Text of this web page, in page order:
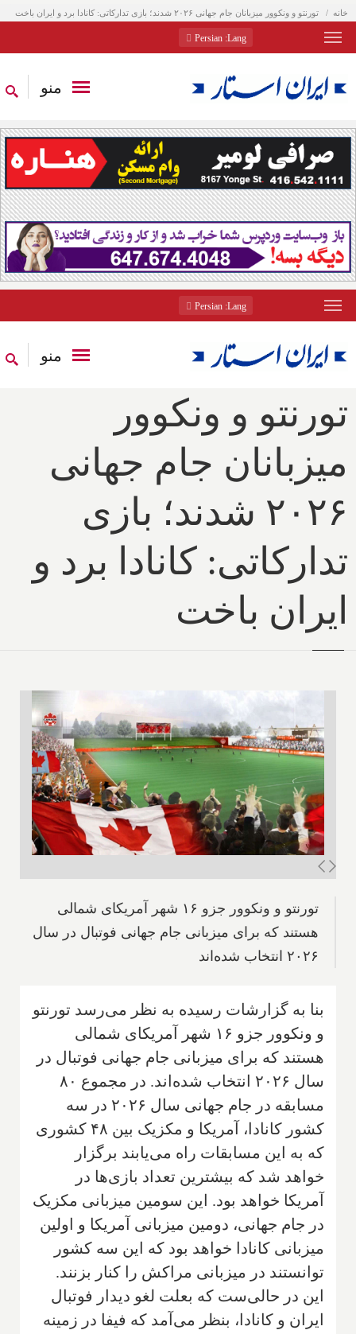
خانه تورنتو و ونکوور میزبانان جام جهانی ۲۰۲۶ شدند؛ بازی تدارکاتی: کانادا برد و ایران باخت
Lang
: Persian
منو
Lang
: Persian
منو
تورنتو و ونکوور
میزبانان جام جهانی
۲۰۲۶ شدند؛ بازی
تدارکاتی: کانادا برد و
ایران باخت
تورنتو و ونکوور جزو ۱۶ شهر آمریکای شمالی
هستند که برای میزبانی جام جهانی فوتبال در سال
۲۰۲۶ انتخاب شده‌اند
بنا به گزارشات رسیده به نظر می‌رسد تورنتو
و ونکوور جزو ۱۶ شهر آمریکای شمالی
هستند که برای میزبانی جام جهانی فوتبال در
سال ۲۰۲۶ انتخاب شده‌اند. در مجموع ۸۰
مسابقه در جام جهانی سال ۲۰۲۶ در سه
کشور کانادا، آمریکا و مکزیک بین ۴۸ کشوری
که به این مسابقات راه می‌یابند برگزار
خواهد شد که بیشترین تعداد بازی‌ها در
آمریکا خواهد بود. این سومین میزبانی مکزیک
در جام جهانی، دومین میزبانی آمریکا و اولین
میزبانی کانادا خواهد بود که این سه کشور
توانستند در میزبانی مراکش را کنار بزنند.
این در حالی‌ست که بعلت لغو دیدار فوتبال
ایران و کانادا، بنظر می‌آمد که فیفا در زمینه